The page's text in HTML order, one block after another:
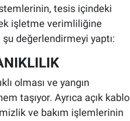
tesis içindeki
işletme verimliliğine
değerlendirmeyi yaptı:
olması ve yangın
taşıyor. Ayrıca açık kablo
ve bakım işlemlerinin